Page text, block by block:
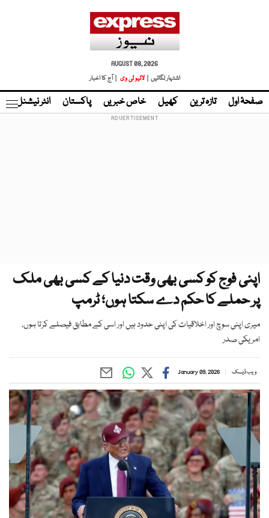
AUGUST 08, 2026
اشتہار لگائیں |
لائیو ٹی وی | آج کا اخبار
صفحۂ اول تازہ ترین کھیل خاص خبریں پاکستان انٹر نیشنل
اپنی فوج کو کسی بھی وقت دنیا کے کسی بھی ملک
پر حملے کا حکم دے سکتا ہوں؛ ٹرمپ
میری اپنی سوچ اور اخلاقیات کی اپنی حدود ہیں اور اسی کے مطابق فیصلے کرتا ہوں،
امریکی صدر
ویب ڈیسک January 09, 2026